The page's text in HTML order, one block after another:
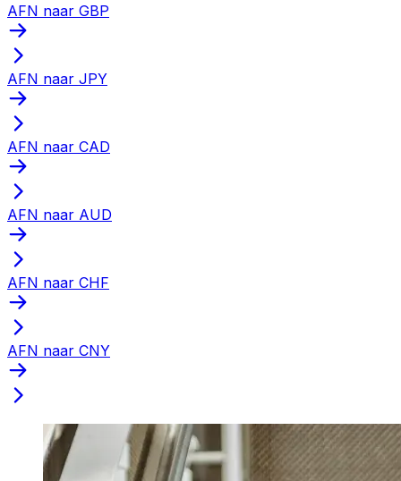
AFN naar GBP
AFN naar JPY
AFN naar CAD
AFN naar AUD
AFN naar CHF
AFN naar CNY